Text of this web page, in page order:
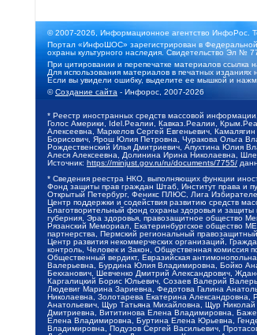
© 2007-2026, Информационное агентство ИнфоРос.
Портал «ИнфоШОС» зарегистрирован в
охраны культурного наследия. Свидетельство Эл №
При цитировании и перепечатке материалов ссылка
Для использования материалов в печатных
Если вы увидели ошибку, выделите ее мышкой и
©Создание сайта - Инфорос, 2007-2026
* Реестр иностранных средств массовой
Голос Америки, Idel.Реалии, Кавказ.Реалии,
Алексеевна, Маркелов Сергей Евгеньевич,
Борисович, Ярош Юлия Петровна, Чуракова Ольга
Рождественский Илья Дмитриевич, Апухтина Юлия
Алеся Алексеевна, Долинина Ирина Николаевна,
Источник: https://minjust.gov.ru/ru/documents/7755/
* Сведения реестра НКО, выполняющих функции
Фонд защиты прав граждан Штаб, Институт права и
Открытый Петербург, Феникс ПЛЮС, Лига
Центр поддержки и содействия развитию средств
Благотворительный фонд охраны здоровья и
губерния, Эра здоровья, правозащитное общество
Рязанский Мемориал, Екатеринбургское общество
партнерства, Пермский региональный
Центр развития некоммерческих организаций,
контроль, Человек и Закон, Общественная
Общественный вердикт, Евразийская
Валерьевна, Бурдина Юлия Владимировна, Бойко
Бекханович, Шевченко Дмитрий Александрович,
Каргалицкий Борис Юльевич, Созаев Валерий
Людевиг Марина Зариевна, Федотова Галина
Николаевна, Золотарева Екатерина
Анатольевич, Щур Татьяна Михайловна, Щур
Дмитриевна, Вититинова Елена Владимировна,
Елена Владимировна, Буртина Елена Юрьевна,
Владимировна, Подузов Сергей Васильевич,